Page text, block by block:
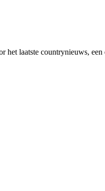
laatste countrynieuws, een